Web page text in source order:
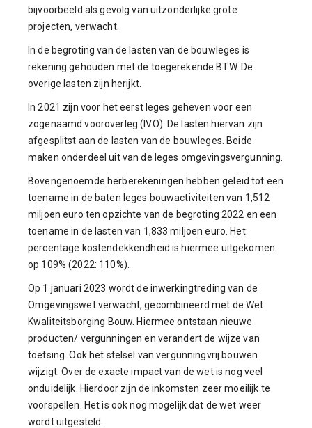
bijvoorbeeld als gevolg van uitzonderlijke grote
projecten, verwacht.
In de begroting van de lasten van de bouwleges is
rekening gehouden met de toegerekende BTW. De
overige lasten zijn herijkt.
In 2021 zijn voor het eerst leges geheven voor een
zogenaamd vooroverleg (IVO). De lasten hiervan zijn
afgesplitst aan de lasten van de bouwleges. Beide
maken onderdeel uit van de leges omgevingsvergunning.
Bovengenoemde herberekeningen hebben geleid tot een
toename in de baten leges bouwactiviteiten van 1,512
miljoen euro ten opzichte van de begroting 2022 en een
toename in de lasten van 1,833 miljoen euro. Het
percentage kostendekkendheid is hiermee uitgekomen
op 109% (2022: 110%).
Op 1 januari 2023 wordt de inwerkingtreding van de
Omgevingswet verwacht, gecombineerd met de Wet
Kwaliteitsborging Bouw. Hiermee ontstaan nieuwe
producten/ vergunningen en verandert de wijze van
toetsing. Ook het stelsel van vergunningvrij bouwen
wijzigt. Over de exacte impact van de wet is nog veel
onduidelijk. Hierdoor zijn de inkomsten zeer moeilijk te
voorspellen. Het is ook nog mogelijk dat de wet weer
wordt uitgesteld.